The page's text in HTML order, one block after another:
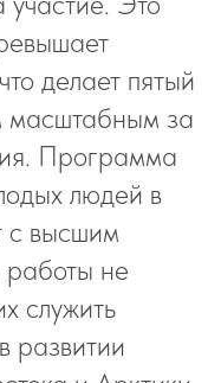
делает пятый
масштабным за
Программа
людей в
с высшим
не
служить
развитии